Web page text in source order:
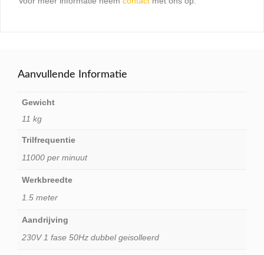
Aanvullende Informatie
Gewicht
11 kg
Trilfrequentie
11000 per minuut
Werkbreedte
1.5 meter
Aandrijving
230V 1 fase 50Hz dubbel geisolleerd